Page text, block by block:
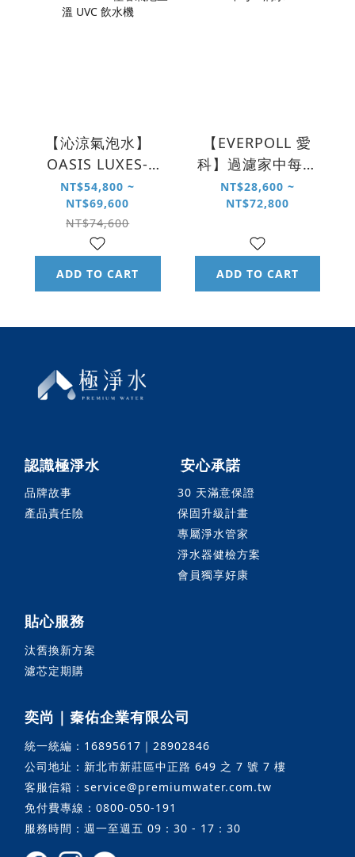
【沁涼氣泡水】
OASIS LUXES-
FIZZ-401 極奢氣泡
三溫 UVC 飲水機
NT$54,800 ~
NT$69,600
NT$74,600
ADD TO CART
【EVERPOLL 愛
科】過濾家中每一
滴水
NT$28,600 ~
NT$72,800
ADD TO CART
認識極淨水
品牌故事
產品責任險
安心承諾
30 天滿意保證
保固升級計畫
專屬淨水管家
淨水器健檢方案
會員獨享好康
貼心服務
汰舊換新方案
濾芯定期購
奕尚｜秦佑企業有限公司
統一統編：16895617｜28902846
公司地址：新北市新莊區中正路 649 之 7 號 7 樓
客服信箱：service@premiumwater.com.tw
免付費專線：0800-050-191
服務時間：週一至週五 09：30 - 17：30